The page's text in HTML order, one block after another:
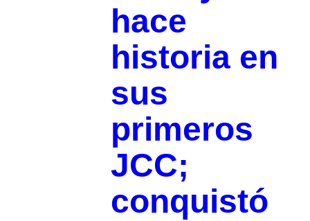
hace
historia en
sus
primeros
JCC;
conquistó